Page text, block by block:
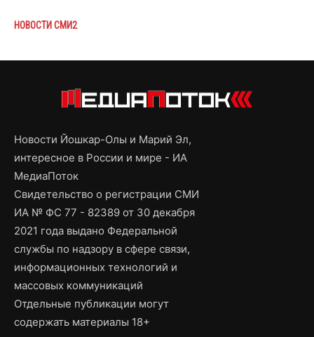
НОВОСТИ СМИ2
Новости Йошкар-Олы и Марий Эл,
интересное в России и мире - ИА
МедиаПоток
Свидетельство о регистрации СМИ
ИА № ФС 77 - 82389 от 30 декабря
2021 года выдано Федеральной
службы по надзору в сфере связи,
информационных технологий и
массовых коммуникаций
Отдельные публикации могут
содержать материалы 18+